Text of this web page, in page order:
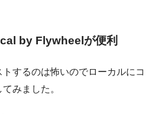
by Flywheelが便利
するのは怖いのでローカルにコ
みました。